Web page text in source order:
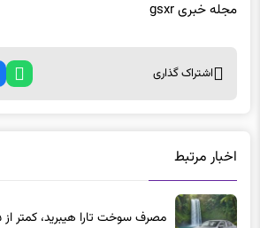
مجله خبری gsxr
اشتراک گذاری
اخبار مرتبط
مصرف سوخت تارا هیبرید، کمتر از ۵ لیتر در صد کیلومتر!